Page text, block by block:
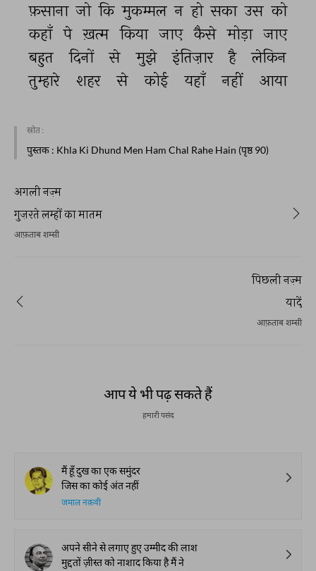
फ़साना जो कि मुकम्मल न हो सका उस को
कहाँ पे ख़त्म किया जाए कैसे मोड़ा जाए
बहुत
दिनों से मुझे इंतिज़ार है
लेकिन
तुम्हारे
शहर से कोई यहाँ नहीं आया
स्रोत :
पुस्तक : Khla Ki Dhund Men Ham Chal Rahe Hain (पृष्ठ 90)
अगली नज़्म
गुज़रते लम्हों का मातम
आफ़ताब शम्सी
पिछली नज़्म
यादें
आफ़ताब शम्सी
आप ये भी पढ़ सकते हैं
हमारी पसंद
मैं हूँ दुख का एक समुंदर
जिस का कोई अंत नहीं
जमाल नक़वी
अपने सीने से लगाए हुए उम्मीद की लाश
मुद्दतों ज़ीस्त को नाशाद किया है मैं ने